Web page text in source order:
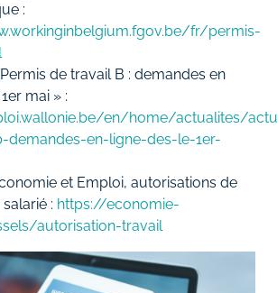
:
fr/permis-
de travail B : demandes en
mai » :
en/home/actualites/
demandes-en-ligne-des-le-1er-
et Emploi, autorisations de
: https://economie-
autorisation-travail